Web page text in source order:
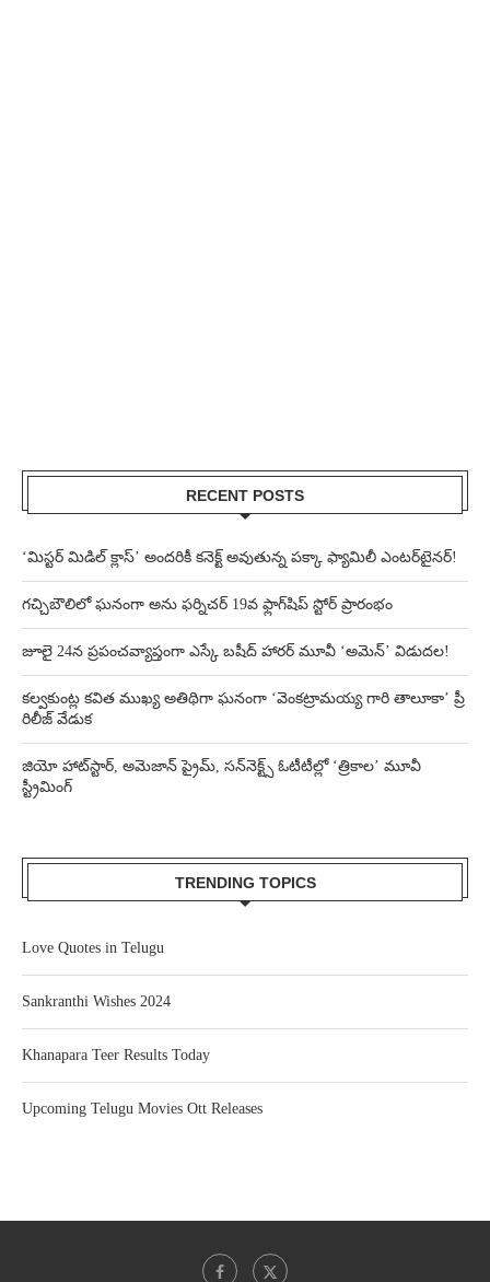
RECENT POSTS
‘మిస్టర్ మిడిల్ క్లాస్’ అందరికీ కనెక్ట్ అవుతున్న పక్కా ఫ్యామిలీ ఎంటర్‌టైనర్!
గచ్చిబౌలిలో ఘనంగా అను ఫర్నిచర్ 19వ ఫ్లాగ్‌షిప్ స్టోర్ ప్రారంభం
జూలై 24న ప్రపంచవ్యాప్తంగా ఎస్కే బషీద్‌ హారర్ మూవీ ‘అమెన్’ విడుదల!
కల్వకుంట్ల కవిత ముఖ్య అతిథిగా ఘనంగా ‘వెంకట్రామయ్య గారి తాలూకా’ ప్రీ
రిలీజ్ వేడుక
జియో హాట్‌స్టార్, అమెజాన్ ప్రైమ్, సన్‌నెక్ట్స్ ఓటీటీల్లో ‘త్రికాల’ మూవీ
స్ట్రీమింగ్
TRENDING TOPICS
Love Quotes in Telugu
Sankranthi Wishes 2024
Khanapara Teer Results Today
Upcoming Telugu Movies Ott Releases